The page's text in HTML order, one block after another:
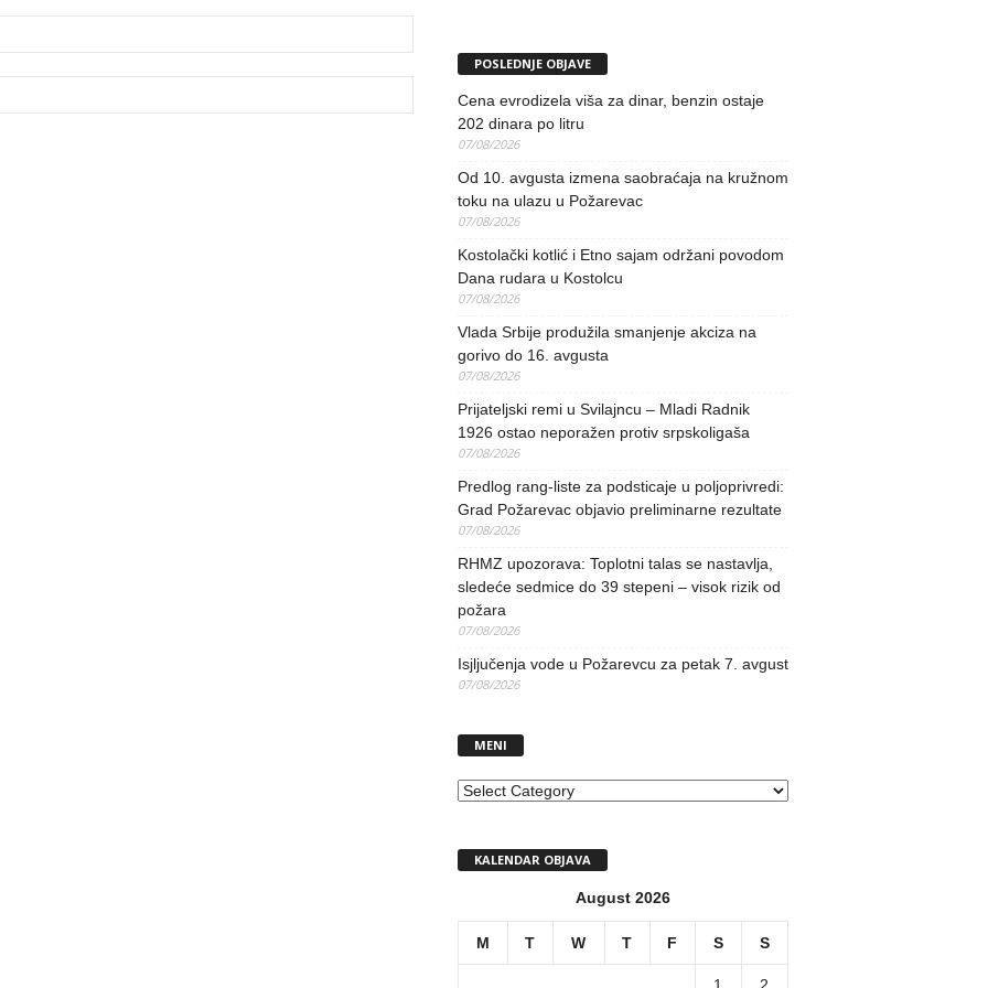
POSLEDNJE OBJAVE
Cena evrodizela viša za dinar, benzin ostaje
202 dinara po litru
07/08/2026
Od 10. avgusta izmena saobraćaja na kružnom
toku na ulazu u Požarevac
07/08/2026
Kostolački kotlić i Etno sajam održani povodom
Dana rudara u Kostolcu
07/08/2026
Vlada Srbije produžila smanjenje akciza na
gorivo do 16. avgusta
07/08/2026
Prijateljski remi u Svilajncu – Mladi Radnik
1926 ostao neporažen protiv srpskoligaša
07/08/2026
Predlog rang-liste za podsticaje u poljoprivredi:
Grad Požarevac objavio preliminarne rezultate
07/08/2026
RHMZ upozorava: Toplotni talas se nastavlja,
sledeće sedmice do 39 stepeni – visok rizik od
požara
07/08/2026
Isjljučenja vode u Požarevcu za petak 7. avgust
07/08/2026
MENI
MENI
KALENDAR OBJAVA
August 2026
M T W T F S S
1 2